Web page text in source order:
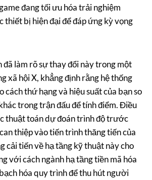
đang tối ưu hóa trải nghiệm
thiết bị hiện đại để đáp ứng kỳ vọng
làm rõ sự thay đổi này trong một
xã hội X, khẳng định rằng hệ thống
cách thứ hạng và hiệu suất của bạn so
trong trận đấu để tính điểm. Điều
thuật toán dự đoán trình độ trước
thiệp vào tiến trình thăng tiến của
cải tiến về hạ tầng kỹ thuật này cho
với cách ngành hạ tầng tiền mã hóa
hóa quy trình để thu hút người